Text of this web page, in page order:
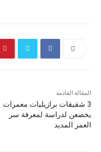
المقالة القادمة
3 شقيقات برازيليات معمرات
يخضعن لدراسة لمعرفة سر
العمر المديد